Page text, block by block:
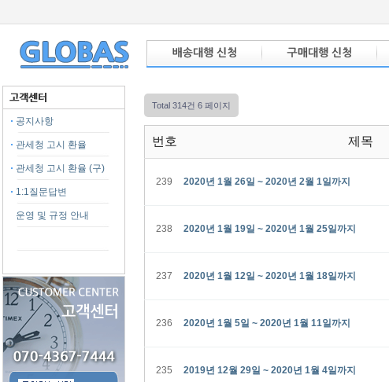
공지사항
관세청 고시 환율
관세청 고시 환율 (구)
1:1질문답변
운영 및 규정 안내
Total 314건 6 페이지
번호 제목
239 2020년 1월 26일 ~ 2020년 2월 1일까지
238 2020년 1월 19일 ~ 2020년 1월 25일까지
237 2020년 1월 12일 ~ 2020년 1월 18일까지
236 2020년 1월 5일 ~ 2020년 1월 11일까지
235 2019년 12월 29일 ~ 2020년 1월 4일까지